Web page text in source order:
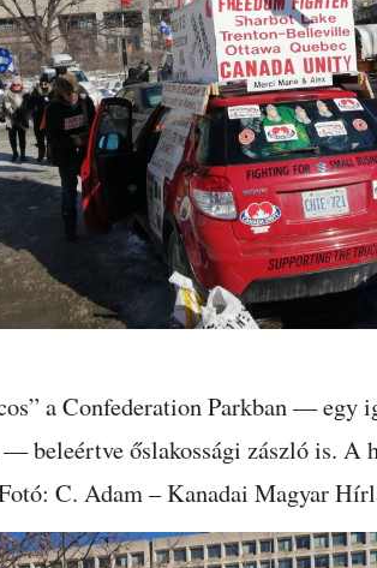
a Confederation Parkban — egy
beleértve őslakossági zászló is. A
C. Adam – Kanadai Magyar